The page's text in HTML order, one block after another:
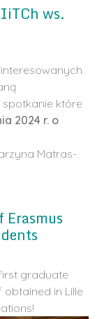
ws.
które
2024 r. o
Matras-
Erasmus
graduate
in Lille